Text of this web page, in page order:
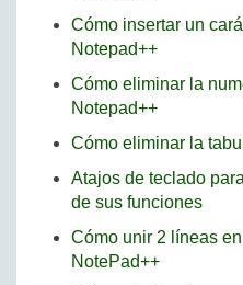
Cómo insertar un
Notepad++
Cómo eliminar la
Notepad++
Cómo eliminar la
Atajos de teclado
de sus funciones
Cómo unir 2 líneas
NotePad++